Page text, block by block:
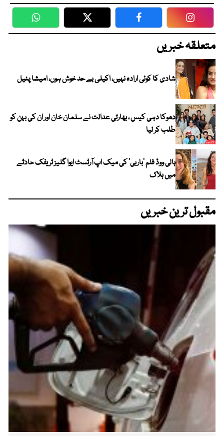
WhatsApp Twitter Facebook
متعلقہ خبریں
شادی کا کوئی ارادہ نہیں، اکیلی بے حد خوش ہوں، امیشا پٹیل
دھوکا دہی کیس ، بھارتی عدالت نے سلمان خان اور ان کی بہن کو
طلب کر لیا
ہالی ووڈ فلم ’باربی‘ کی میک اپ آرٹسٹ ایوا گلیز ٹریفک حادثے
میں ہلاک
مقبول ترین خبریں